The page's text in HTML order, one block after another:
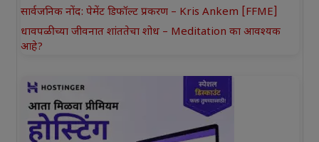
सार्वजनिक नोंद: पेमेंट डिफॉल्ट प्रकरण – Kris Ankem [FFME]
धावपळीच्या जीवनात शांततेचा शोध – Meditation का आवश्यक
आहे?